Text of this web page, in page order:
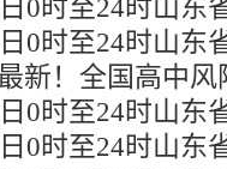
0时至24时山东
10日 9:57
0时至24时山东
16例 8月5日
新！全国高中风
0时至24时山东
例 8月4日 10:08
0时至24时山东